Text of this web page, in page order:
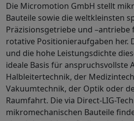
Die Micromotion GmbH stellt
Bauteile sowie die weltkleinsten
Präzisionsgetriebe und –antriebe
rotative Positionieraufgaben her.
und die hohe Leistungsdichte
ideale Basis für anspruchsvollste
Halbleitertechnik, der
Vakuumtechnik, der Optik oder
Raumfahrt. Die via Direct-LIG-
mikromechanischen Bauteile